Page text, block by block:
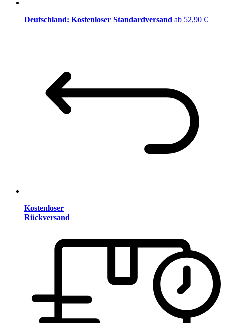
Deutschland: Kostenloser Standardversand ab 52,90 €
Kostenloser
Rückversand